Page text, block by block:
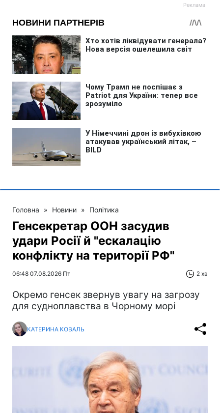
Головна » Новини » Політика
Генсекретар ООН засудив
удари Росії й "ескалацію
конфлікту на території РФ"
06:48 07.08.2026 Пт 2 хв
Окремо генсек звернув увагу на загрозу
для судноплавства в Чорному морі
КАТЕРИНА КОВАЛЬ